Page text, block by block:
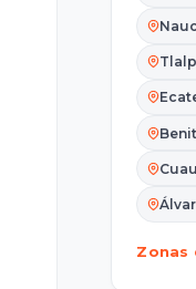
Zonas